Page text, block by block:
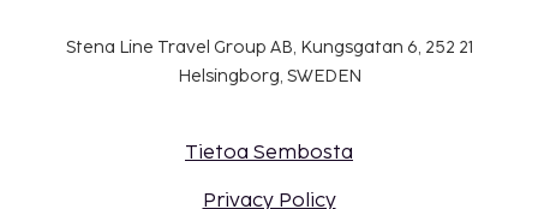
Stena Line Travel Group AB, Kungsgatan 6, 252 21
Helsingborg, SWEDEN
Tietoa Sembosta
Privacy Policy